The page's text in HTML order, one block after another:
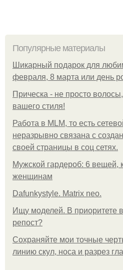
Популярные материалы
Шикарный подарок для
февраля, 8 марта или день
Прическа - не просто
вашего стиля!
Работа в MLM, то есть
неразрывно связана с
своей страницы в соц сетях.
Мужской гардероб: 6 вещей,
женщинам
Dafunkystyle. Matrix neo.
Ищу моделей. В приоритете
репост?
Сохраняйте мои точные
линию скул, носа и разрез